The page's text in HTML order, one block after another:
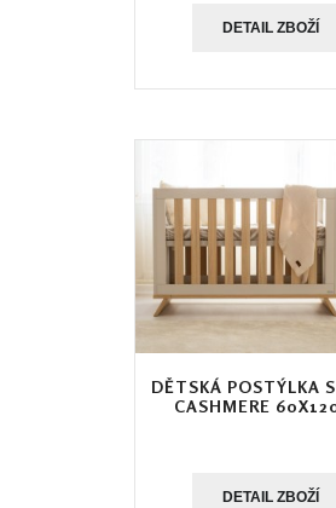
DETAIL ZBOŽÍ
DĚTSKÁ POSTÝLKA
CASHMERE
DETAIL ZBOŽÍ